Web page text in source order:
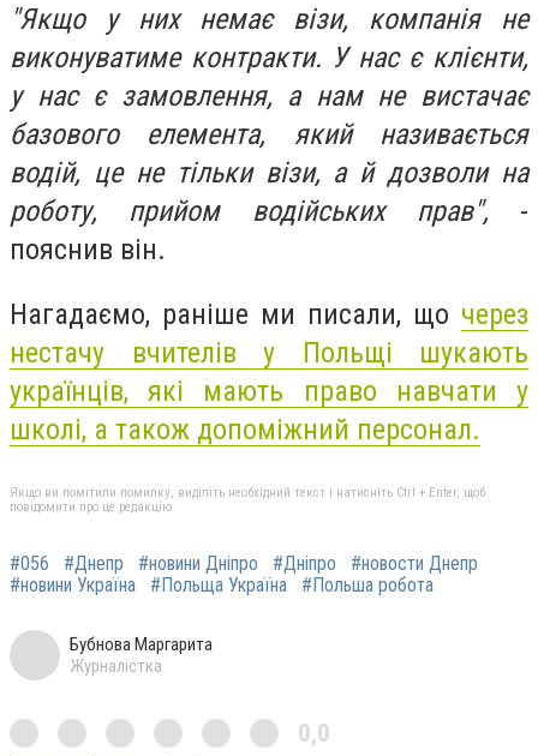
"Якщо у них немає візи, компанія не
виконуватиме контракти. У нас є клієнти,
у нас є замовлення, а нам не вистачає
базового елемента, який називається
водій, це не тільки візи, а й дозволи на
роботу, прийом водійських прав", -
пояснив він.
Нагадаємо, раніше ми писали, що через
нестачу вчителів у Польщі шукають
українців, які мають право навчати у
школі, а також допоміжний персонал.
Якщо ви помітили помилку, виділіть необхідний текст і натисніть Ctrl + Enter, щоб
повідомити про це редакцію
#056 #Днепр #новини Дніпро #Дніпро
#новости Днепр
#новини Україна
#Польща Україна #Польша робота
Бубнова Маргарита
Журналістка
0,0